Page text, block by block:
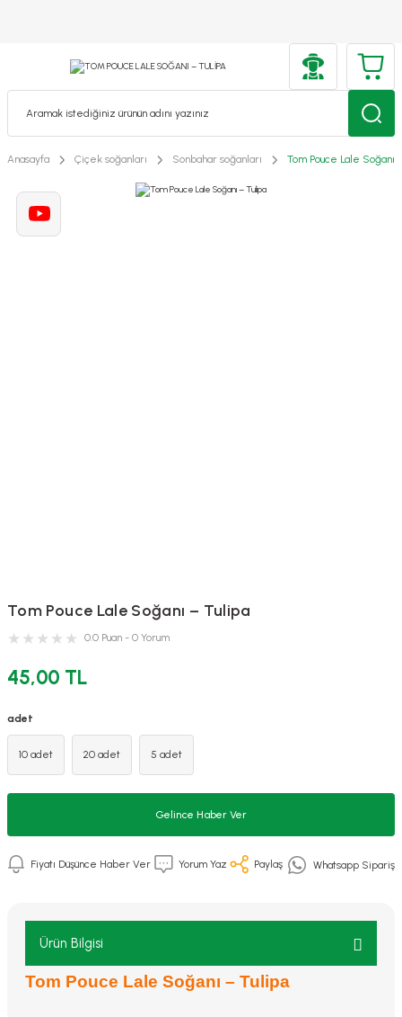
Anasayfa Çiçek soğanları Sonbahar soğanları Tom Pouce Lale Soğanı
Tom Pouce Lale Soğanı – Tulipa
0.0 Puan - 0 Yorum
45,00 TL
adet
10 adet 20 adet 5 adet
Gelince Haber Ver
Fiyatı Düşünce Haber Ver Yorum Yaz Paylaş Whatsapp Sipariş
Ürün Bilgisi
Tom Pouce Lale Soğanı – Tulipa